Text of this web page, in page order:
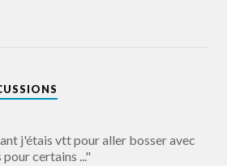
j'étais vtt pour aller bosser avec
pour certains ..."